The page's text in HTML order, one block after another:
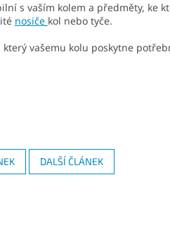
s vaším kolem a předměty, ke
nosiče kol nebo tyče.
který vašemu kolu poskytne
DALŠÍ ČLÁNEK